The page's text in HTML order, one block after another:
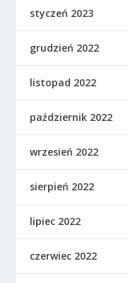
styczeń 2023
grudzień 2022
listopad 2022
październik 2022
wrzesień 2022
sierpień 2022
lipiec 2022
czerwiec 2022